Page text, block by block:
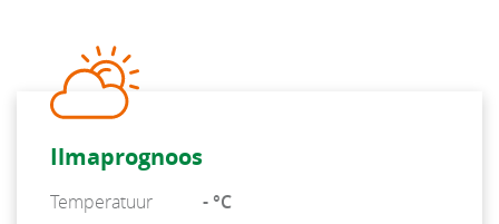
Ilmaprognoos
Temperatuur
- °C